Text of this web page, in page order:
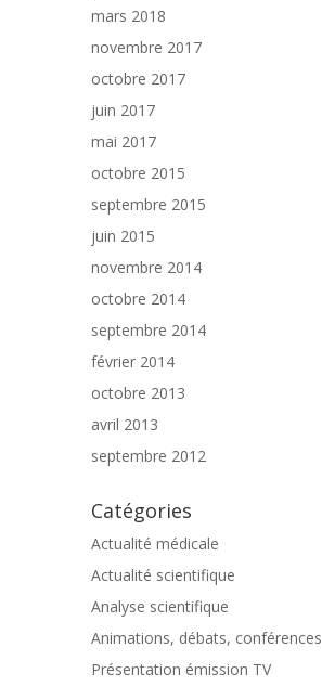
mars 2018
novembre 2017
octobre 2017
juin 2017
mai 2017
octobre 2015
septembre 2015
juin 2015
novembre 2014
octobre 2014
septembre 2014
février 2014
octobre 2013
avril 2013
septembre 2012
Catégories
Actualité médicale
Actualité scientifique
Analyse scientifique
Animations, débats, conférences
Présentation émission TV